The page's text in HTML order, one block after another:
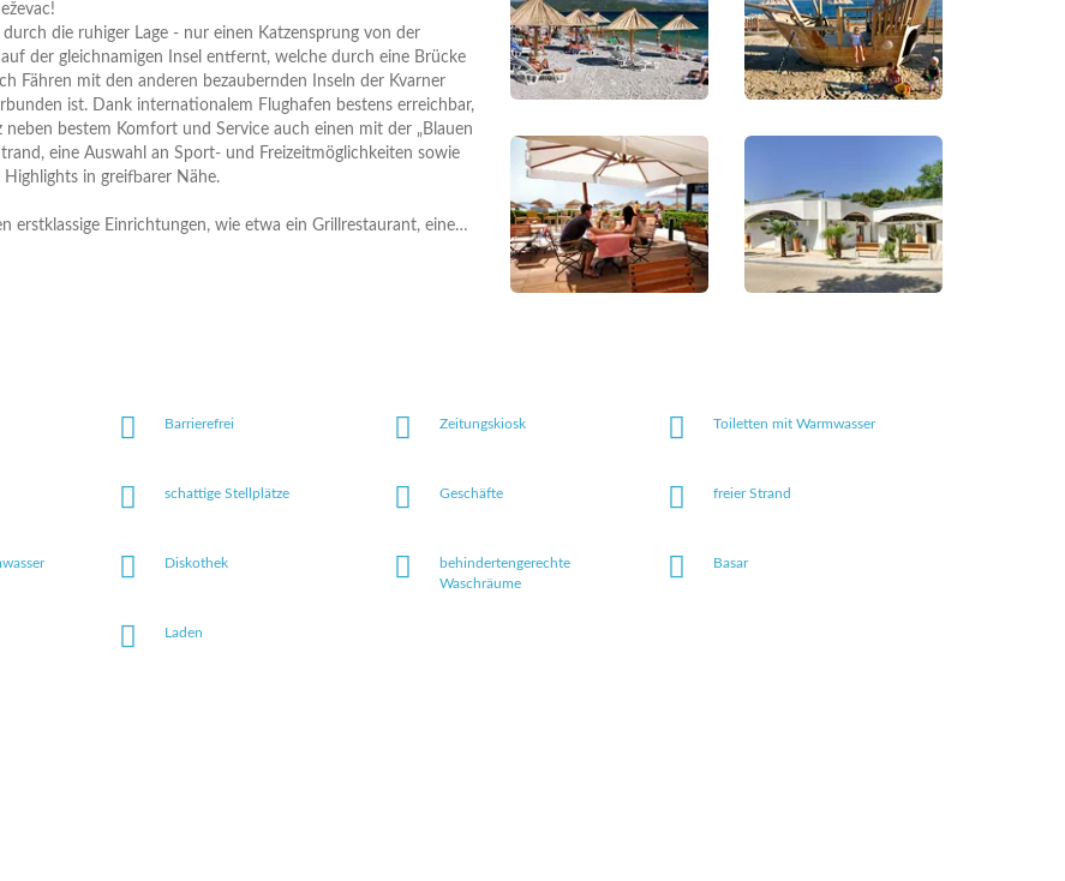
die ruhiger Lage - nur einen Katzensprung von der
der gleichnamigen Insel entfernt, welche durch eine Brücke
Fähren mit den anderen bezaubernden Inseln der Kvarner
ist. Dank internationalem Flughafen bestens erreichbar,
neben bestem Komfort und Service auch einen mit der „Blauen
eine Auswahl an Sport- und Freizeitmöglichkeiten sowie
in greifbarer Nähe.
erstklassige Einrichtungen, wie etwa ein Grillrestaurant, eine…
Barrierefrei Zeitungskiosk Toiletten mit Warmwasser
schattige Stellplätze Geschäfte freier Strand
Diskothek
behindertengerechte
Waschräume
Basar
Laden